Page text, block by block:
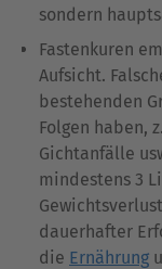
sondern
Fastenkuren
Aufsicht.
bestehenden
Folgen haben,
Gichtanfälle
mindestens 3
dauerhafter
die Ernährung